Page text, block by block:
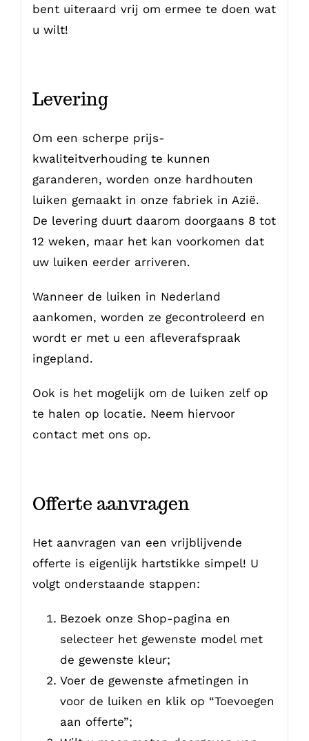
bent uiteraard vrij om ermee te doen wat
u wilt!
Levering
Om een scherpe prijs-
kwaliteitverhouding te kunnen
garanderen, worden onze hardhouten
luiken gemaakt in onze fabriek in Azië.
De levering duurt daarom doorgaans 8 tot
12 weken, maar het kan voorkomen dat
uw luiken eerder arriveren.
Wanneer de luiken in Nederland
aankomen, worden ze gecontroleerd en
wordt er met u een afleverafspraak
ingepland.
Ook is het mogelijk om de luiken zelf op
te halen op locatie. Neem hiervoor
contact met ons op.
Offerte aanvragen
Het aanvragen van een vrijblijvende
offerte is eigenlijk hartstikke simpel! U
volgt onderstaande stappen:
Bezoek onze Shop-pagina en
selecteer het gewenste model met
de gewenste kleur;
Voer de gewenste afmetingen in
voor de luiken en klik op “Toevoegen
aan offerte”;